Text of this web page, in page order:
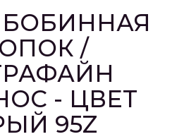
/
- ЦВЕТ
95Z